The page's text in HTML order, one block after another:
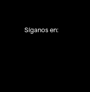
Síganos en: